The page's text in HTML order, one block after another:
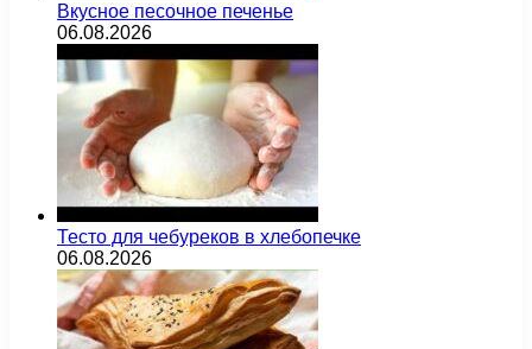
Вкусное песочное печенье
06.08.2026
Тесто для чебуреков в хлебопечке
06.08.2026